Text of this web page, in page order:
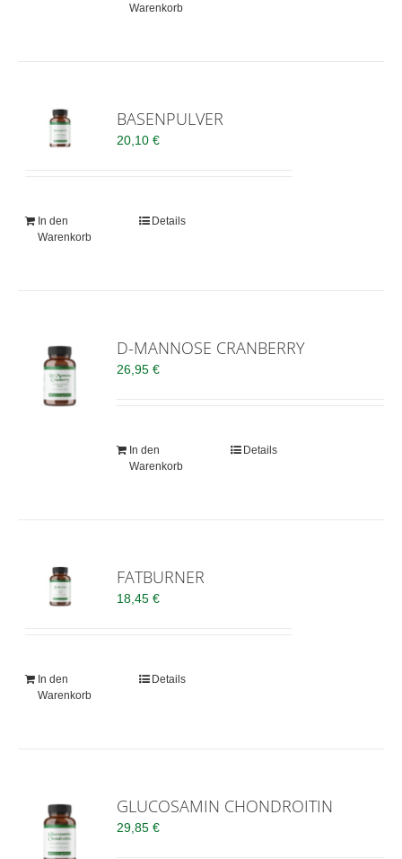
Warenkorb
BASENPULVER
20,10€
In den
Warenkorb
Details
D-MANNOSE CRANBERRY
26,95€
In den
Warenkorb
Details
FATBURNER
18,45€
In den
Warenkorb
Details
GLUCOSAMIN CHONDROITIN
29,85€